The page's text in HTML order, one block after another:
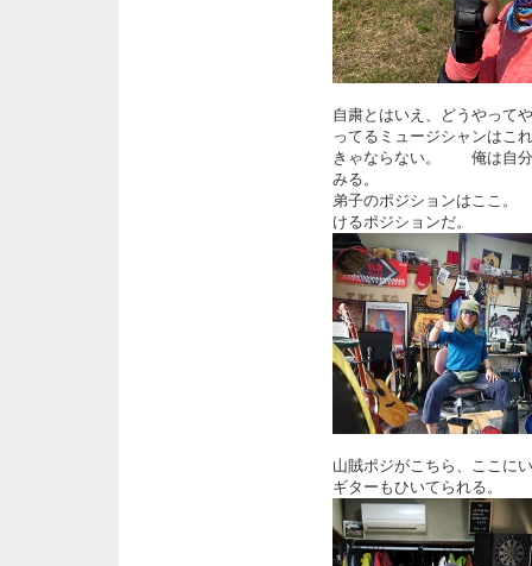
自粛とはいえ、どうやって
ってるミュージシャンはこ
きゃならない。 俺は自分
みる。
弟子のポジションはここ
けるポジションだ。
山賊ポジがこちら、ここに
ギターもひいてられる。